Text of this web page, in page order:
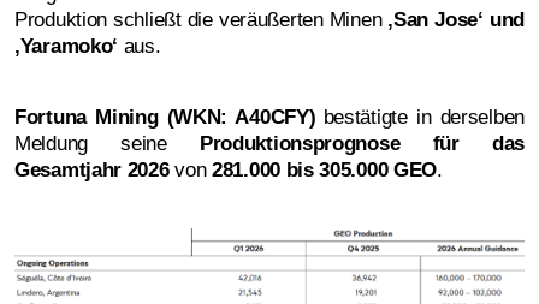
Produktion schließt die veräußerten Minen ‚San Jose‘ und
‚Yaramoko‘ aus.
Fortuna Mining (WKN: A40CFY) bestätigte in derselben
Meldung seine Produktionsprognose für das
Gesamtjahr 2026von 281.000 bis 305.000 GEO.